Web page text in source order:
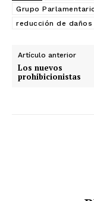
Grupo
reducción de daños
Artículo anterior
Los nuevos
prohibicionistas